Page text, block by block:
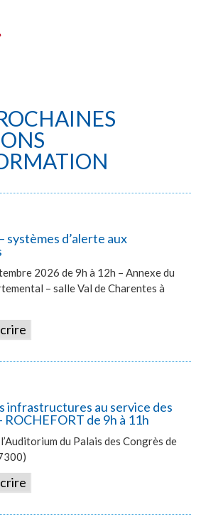
systèmes d’alerte aux
2026 de 9h à 12h – Annexe du
– salle Val de Charentes à
infrastructures au service des
de 9h à 11h
du Palais des Congrès de